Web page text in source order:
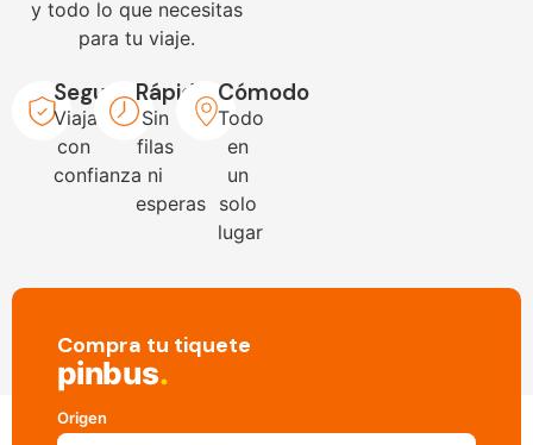
y todo lo que necesitas
para tu viaje.
Seguro
Viaja
con
confianza
Rápido
Sin
filas
ni
esperas
Cómodo
Todo
en
un
solo
lugar
Compra tu tiquete
pinbus.
Origen